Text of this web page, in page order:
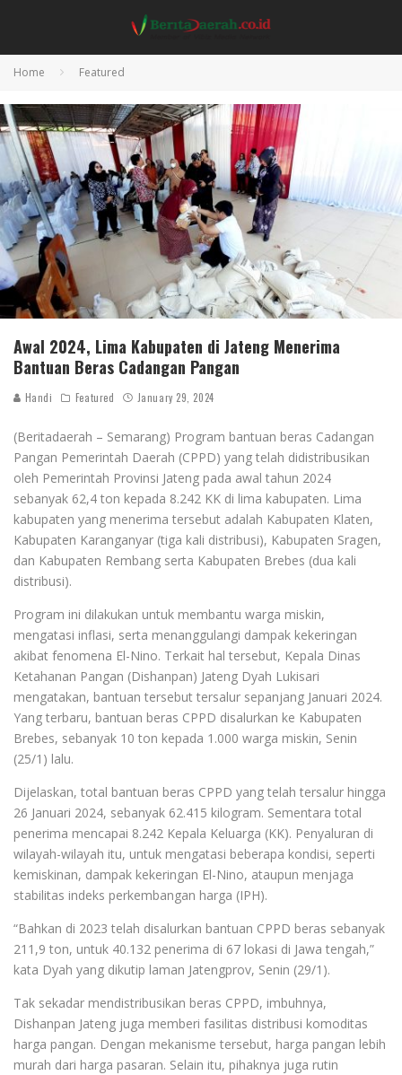
Home Featured
Awal 2024, Lima Kabupaten di Jateng Menerima
Bantuan Beras Cadangan Pangan
Handi Featured January 29, 2024
(Beritadaerah – Semarang) Program bantuan beras Cadangan
Pangan Pemerintah Daerah (CPPD) yang telah didistribusikan
oleh Pemerintah Provinsi Jateng pada awal tahun 2024
sebanyak 62,4 ton kepada 8.242 KK di lima kabupaten. Lima
kabupaten yang menerima tersebut adalah Kabupaten Klaten,
Kabupaten Karanganyar (tiga kali distribusi), Kabupaten Sragen,
dan Kabupaten Rembang serta Kabupaten Brebes (dua kali
distribusi).
Program ini dilakukan untuk membantu warga miskin,
mengatasi inflasi, serta menanggulangi dampak kekeringan
akibat fenomena El-Nino. Terkait hal tersebut, Kepala Dinas
Ketahanan Pangan (Dishanpan) Jateng Dyah Lukisari
mengatakan, bantuan tersebut tersalur sepanjang Januari 2024.
Yang terbaru, bantuan beras CPPD disalurkan ke Kabupaten
Brebes, sebanyak 10 ton kepada 1.000 warga miskin, Senin
(25/1) lalu.
Dijelaskan, total bantuan beras CPPD yang telah tersalur hingga
26 Januari 2024, sebanyak 62.415 kilogram. Sementara total
penerima mencapai 8.242 Kepala Keluarga (KK). Penyaluran di
wilayah-wilayah itu, untuk mengatasi beberapa kondisi, seperti
kemiskinan, dampak kekeringan El-Nino, ataupun menjaga
stabilitas indeks perkembangan harga (IPH).
“Bahkan di 2023 telah disalurkan bantuan CPPD beras sebanyak
211,9 ton, untuk 40.132 penerima di 67 lokasi di Jawa tengah,”
kata Dyah yang dikutip laman Jatengprov, Senin (29/1).
Tak sekadar mendistribusikan beras CPPD, imbuhnya,
Dishanpan Jateng juga memberi fasilitas distribusi komoditas
harga pangan. Dengan mekanisme tersebut, harga pangan lebih
murah dari harga pasaran. Selain itu, pihaknya juga rutin